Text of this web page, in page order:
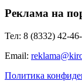
Реклама на
Тел: 8 (8332) 42-
Email:
Политика